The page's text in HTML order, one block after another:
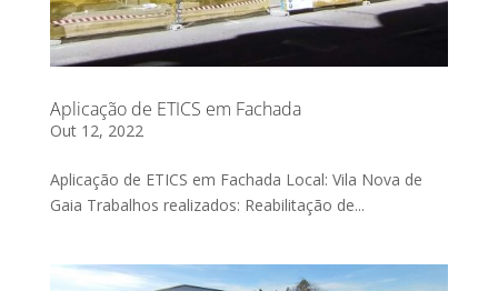
Aplicação de ETICS em Fachada
Out 12, 2022
Aplicação de ETICS em Fachada Local: Vila Nova de
Gaia Trabalhos realizados: Reabilitação de...